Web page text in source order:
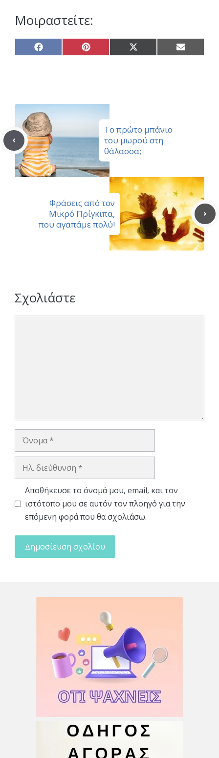
Μοιραστείτε:
Share
on
Share
on
Share
on
Share
on
Το πρώτο μπάνιο
του μωρού στη
θάλασσα;
Φράσεις από τον
Μικρό Πρίγκιπα,
που αγαπάμε πολύ!
Σχολιάστε
Όνομα
Ηλ.
Αποθήκευσε το όνομά μου, email, και τον
ιστότοπο μου σε αυτόν τον πλοηγό για την
επόμενη φορά που θα σχολιάσω.